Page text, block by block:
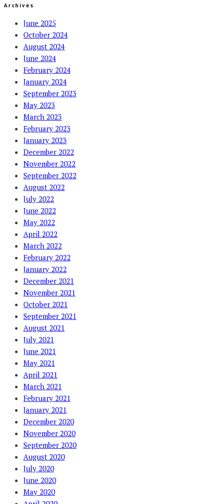
Archives
June 2025
October 2024
August 2024
June 2024
February 2024
January 2024
September 2023
May 2023
March 2023
February 2023
January 2023
December 2022
November 2022
September 2022
August 2022
July 2022
June 2022
May 2022
April 2022
March 2022
February 2022
January 2022
December 2021
November 2021
October 2021
September 2021
August 2021
July 2021
June 2021
May 2021
April 2021
March 2021
February 2021
January 2021
December 2020
November 2020
September 2020
August 2020
July 2020
June 2020
May 2020